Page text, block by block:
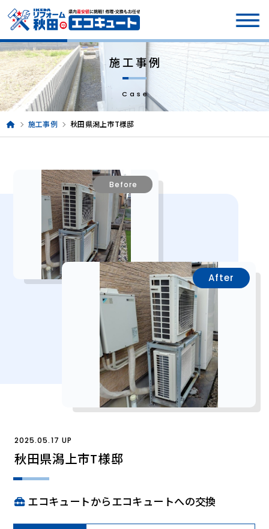
施工事例
Case
施工事例 秋田県潟上市T様邸
Before
After
2025.05.17 UP
秋田県潟上市T様邸
エコキュートからエコキュートへの交換